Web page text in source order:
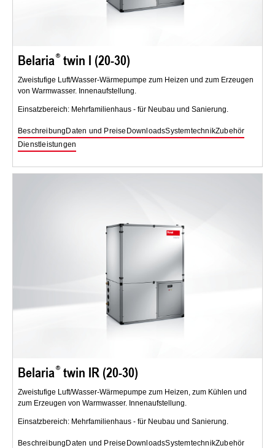
Belaria twin I (20-30)
Zweistufige Luft/Wasser-Wärmepumpe zum Heizen und zum Erzeugen
von Warmwasser. Innenaufstellung.
Einsatzbereich: Mehrfamilienhaus - für Neubau und Sanierung.
BeschreibungDaten und Preise DownloadsSystemtechnikZubehör
Dienstleistungen
Belaria twin IR (20-30)
Zweistufige Luft/Wasser-Wärmepumpe zum Heizen, zum Kühlen und
zum Erzeugen von Warmwasser. Innenaufstellung.
Einsatzbereich: Mehrfamilienhaus - für Neubau und Sanierung.
BeschreibungDaten und Preise DownloadsSystemtechnikZubehör